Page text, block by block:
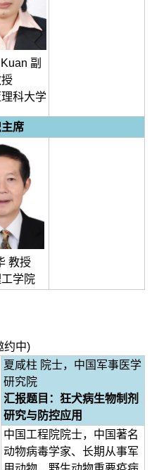
副
科大学
席
教授
学院
约中)
夏咸柱 院士，中国军事医学
研究院
汇报题目：狂犬病生物制剂
研究与防控应用
中国工程院院士，中国著名
动物病毒学家、长期从事军